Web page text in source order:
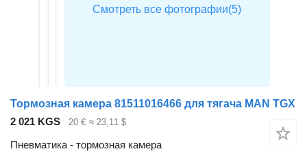
Тормозная камера 81511016466 для тягача MAN TGX
2 021 KGS
20 € ≈ 23,11 $
Пневматика - тормозная камера